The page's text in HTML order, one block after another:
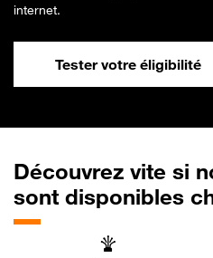
internet.
Tester votre éligibilité
Découvrez vite si
sont disponibles